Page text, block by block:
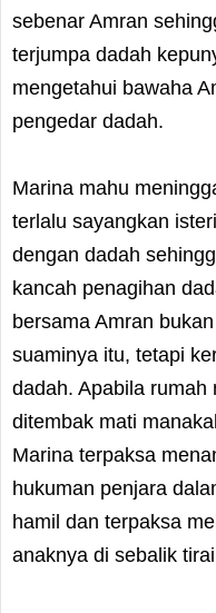
sebenar Amran
terjumpa dadah
mengetahui bawaha
pengedar dadah.
Marina mahu
terlalu sayangkan
dengan dadah
kancah penagihan
bersama Amran
suaminya itu, tetapi
dadah. Apabila rumah
ditembak mati
Marina terpaksa
hukuman penjara
hamil dan terpaksa
anaknya di sebalik